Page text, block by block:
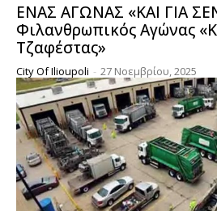
ΕΝΑΣ ΑΓΩΝΑΣ «ΚΑΙ ΓΙΑ
Φιλανθρωπικός Αγώνας
Τζαφέστας»
City Of Ilioupoli - 27 Νοεμβρίου, 2025